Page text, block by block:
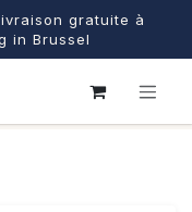
gratuite à
in Brussel